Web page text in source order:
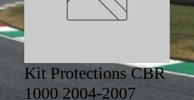
Kit Protections CBR
1000 2004-2007